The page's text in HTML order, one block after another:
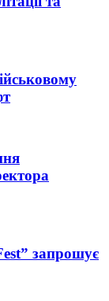
запрошує